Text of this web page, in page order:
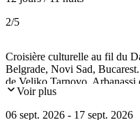
2/5
Croisière culturelle au fil du
Belgrade, Novi Sad,
de Veliko Tarnovo, Arbanassi
Noire. Passage du barrage
Voir plus
06 sept. 2026 - 17 sept. 2026